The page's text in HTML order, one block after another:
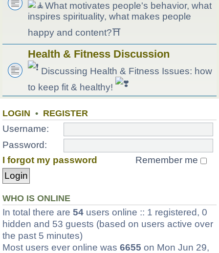
What motivates people's behavior, what
inspires spirituality, what makes people
happy and content?⛩
Health & Fitness Discussion
Discussing Health & Fitness Issues: how
to keep fit & healthy!
LOGIN • REGISTER
Username:
Password:
I forgot my password
Remember me
WHO IS ONLINE
In total there are 54 users online :: 1 registered, 0
hidden and 53 guests (based on users active over
the past 5 minutes)
Most users ever online was 6655 on Mon Jun 29,